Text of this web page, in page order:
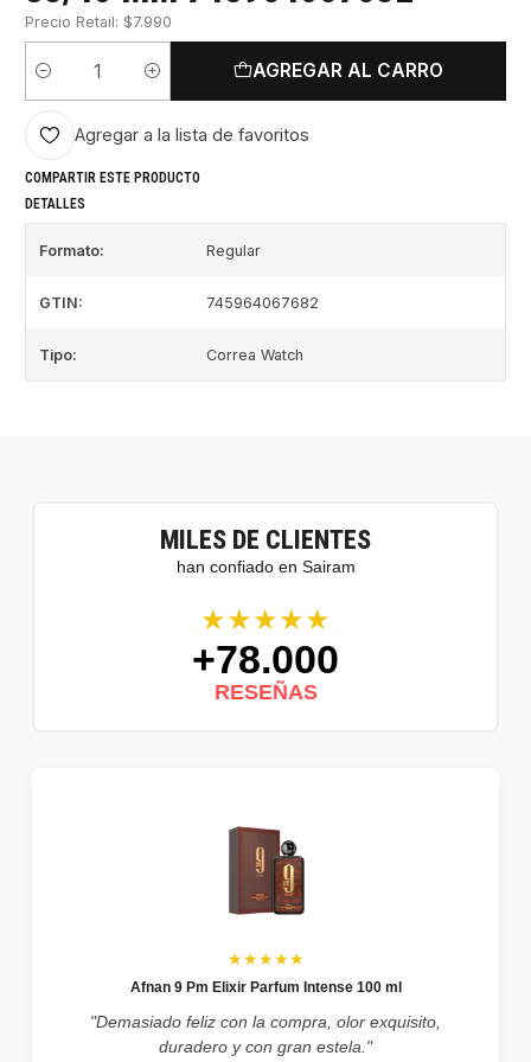
Precio Retail: $7.990
Cantidad
AGREGAR AL CARRO
Agregar a la lista de favoritos
COMPARTIR ESTE PRODUCTO
DETALLES
Formato: Regular
GTIN: 745964067682
Tipo: Correa Watch
MILES DE CLIENTES
han confiado en Sairam
★★★★★
+78.000
RESEÑAS
★★★★★
Afnan 9 Pm Elixir Parfum Intense 100 ml
"Demasiado feliz con la compra, olor exquisito,
duradero y con gran estela."